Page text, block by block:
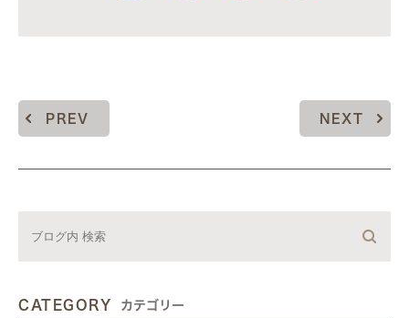
PREV NEXT
CATEGORY カテゴリー